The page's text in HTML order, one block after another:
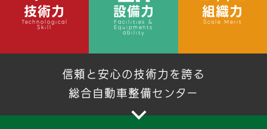
技術力
Technological
Skill
設備力
Facilities &
Equipments
ability
組織力
Scale Merit
信頼と安心の技術力を誇る
総合自動車整備センター